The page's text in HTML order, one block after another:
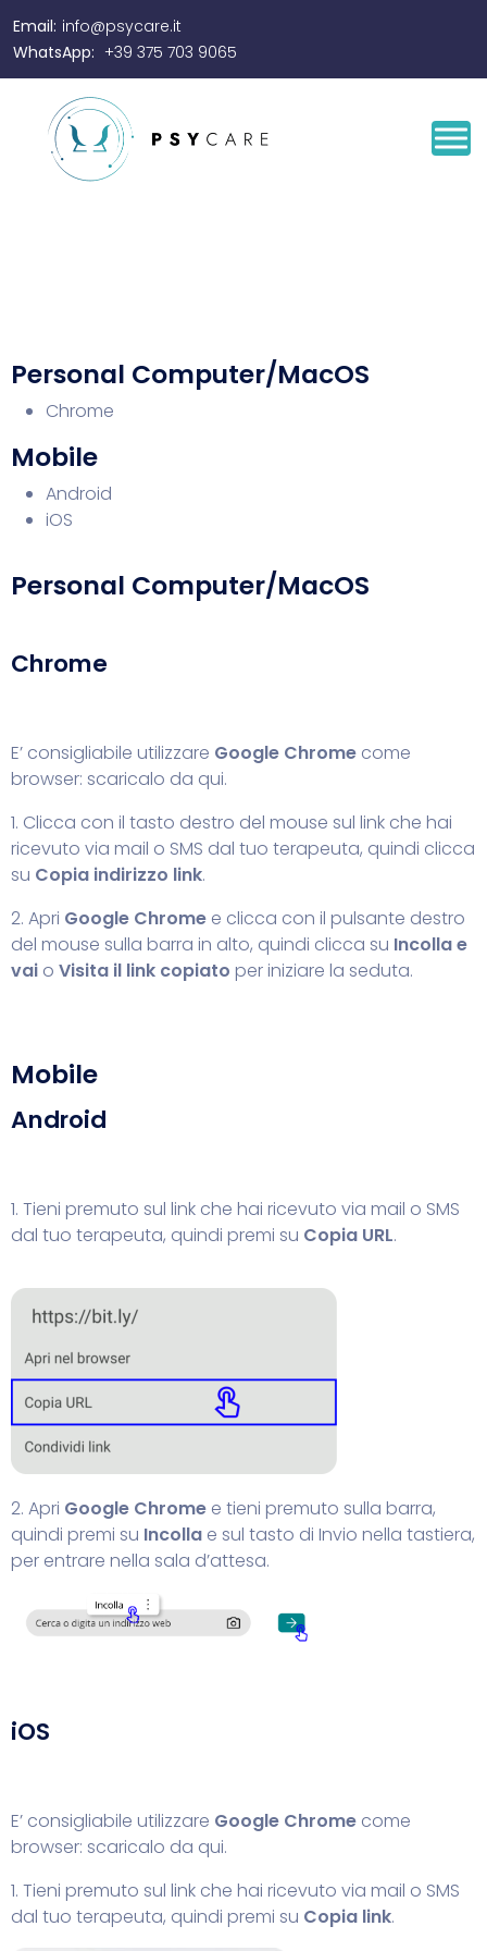
Email: info@psycare.it
WhatsApp: +39 375 703 9065
Personal Computer/MacOS
Chrome
Mobile
Android
iOS
Personal Computer/MacOS
Chrome
E’ consigliabile utilizzare Google Chrome come
browser: scaricalo da qui.
1. Clicca con il tasto destro del mouse sul link che hai
ricevuto via mail o SMS dal tuo terapeuta, quindi clicca
su Copia indirizzo link.
2. Apri Google Chrome e clicca con il pulsante destro
del mouse sulla barra in alto, quindi clicca su Incolla e
vai o Visita il link copiato per iniziare la seduta.
Mobile
Android
1. Tieni premuto sul link che hai ricevuto via mail o SMS
dal tuo terapeuta, quindi premi su Copia URL.
2. Apri Google Chrome e tieni premuto sulla barra,
quindi premi su Incolla e sul tasto di Invio nella tastiera,
per entrare nella sala d’attesa.
iOS
E’ consigliabile utilizzare Google Chrome come
browser: scaricalo da qui.
1. Tieni premuto sul link che hai ricevuto via mail o SMS
dal tuo terapeuta, quindi premi su Copia link.